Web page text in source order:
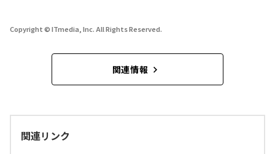
Copyright © ITmedia, Inc. All Rights Reserved.
関連情報
関連リンク